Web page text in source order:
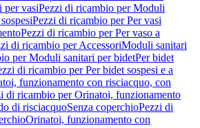
per vasiPezzi di ricambio per Moduli
Pezzi di ricambio per Per vasi
Pezzi di ricambio per Per vaso a
di ricambio per AccessoriModuli sanitari
per Moduli sanitari per bidetPer bidet
di ricambio per Per bidet sospesi e a
funzionamento con risciacquo, con
di ricambio per Orinatoi, funzionamento
di risciacquoSenza coperchioPezzi di
Orinatoi, funzionamento con